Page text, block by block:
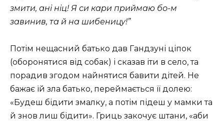
змити, ані ніц! Я си кари приймаю бо-м
завинив, та й на шибеницу!”
Потім нещасний батько дав Гандзуні ціпок
(оборонятися від собак) і сказав іти в село, та
порадив згодом найнятися бавити дітей. Не
бажає їй зла батько, переймається її долею:
«Будеш бідити змалку, а потім підеш у мамки та
й знов лиш бідити». Гриць закочує штани, «аби